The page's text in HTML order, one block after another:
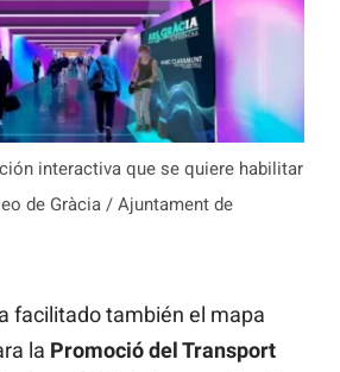
interactiva que se quiere habilitar
de Gràcia / Ajuntament de
facilitado también el mapa
la Promoció del Transport